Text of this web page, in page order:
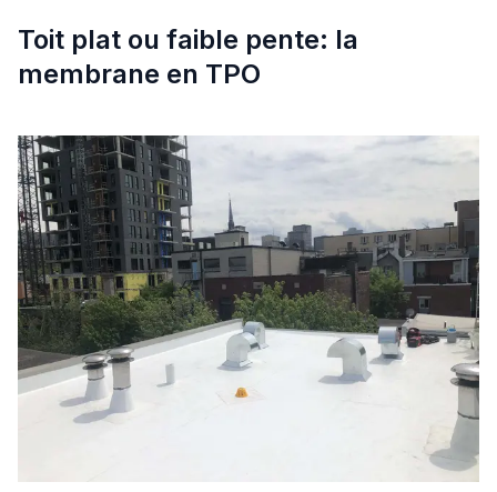
Toit plat ou faible pente: la
membrane en TPO